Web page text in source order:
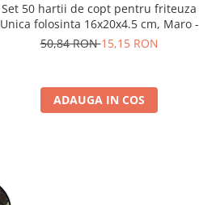
Set 50 hartii de copt pentru friteuza
Unica folosinta 16x20x4.5 cm, Maro -
STARCREST
50,84 RON15,15 RON
ADAUGA IN COS